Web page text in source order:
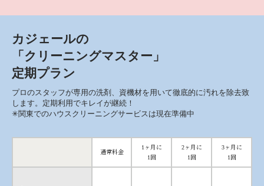
カジェールの
「クリーニングマスター」
定期プラン
プロのスタッフが専用の洗剤、資機材を用いて徹底的に汚れを除去致
します。定期利用でキレイが継続！
✳︎関東でのハウスクリーニングサービスは現在準備中
通常料金
1ヶ月に
1回
2ヶ月に
1回
3ヶ月に
1回